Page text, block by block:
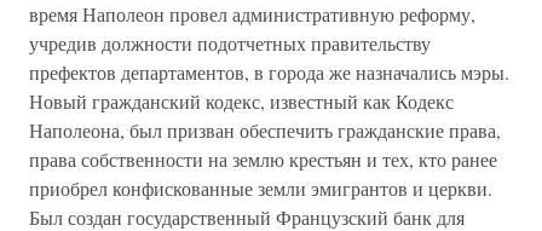
время Наполеон провел административную реформу,
учредив должности подотчетных правительству
префектов департаментов, в города же назначались мэры.
Новый гражданский кодекс, известный как Кодекс
Наполеона, был призван обеспечить гражданские права,
права собственности на землю крестьян и тех, кто ранее
приобрел конфискованные земли эмигрантов и церкви.
Был создан государственный Французский банк для